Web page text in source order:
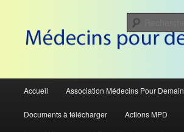
contenu
principal
contenu
secondaireMédecins Pour Demain
principal
Accueil Association Médecins Pour Demain
Documents à télécharger Actions MPD